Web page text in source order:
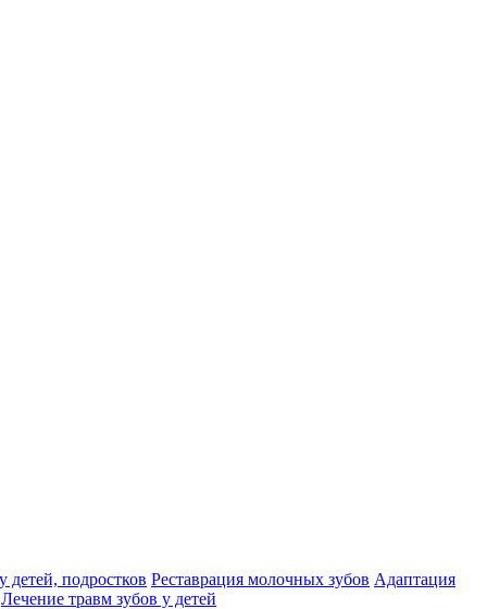
детей, подростков Реставрация молочных зубов Адаптация
Лечение травм зубов у детей